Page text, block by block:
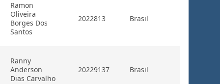
Ramon
Oliveira
Borges Dos
Santos
2022813 Brasil
Ranny
Anderson
Dias Carvalho
20229137 Brasil